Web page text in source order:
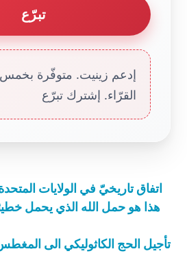
تبرّع
إدعم زينيت. متوفّرة بخمس
القرّاء. إشترك تبرّع
اتفاق تاريخيّ في الولايات